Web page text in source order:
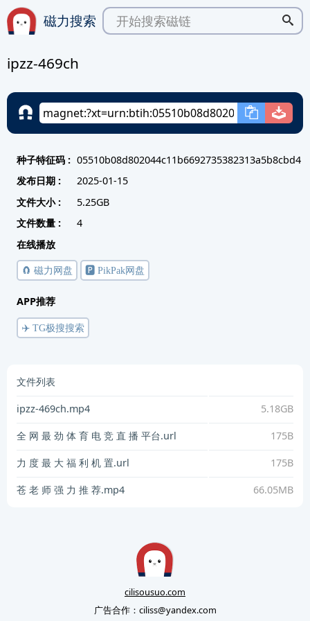
磁力搜索
ipzz-469ch
种子特征码 : 05510b08d802044c11b6692735382313a5b8cbd4
发布日期 :
2025-01-15
文件大小 :
5.25GB
文件数量 :
4
在线播放
🧲 磁力网盘 🅿️ PikPak网盘
APP推荐
✈️ TG极搜搜索
文件列表
ipzz-469ch.mp4 5.18GB
全 网 最 劲 体 育 电 竞 直 播 平台.url 175B
力 度 最 大 福 利 机 置.url 175B
苍 老 师 强 力 推 荐.mp4 66.05MB
cilisousuo.com
广告合作： ciliss@yandex.com